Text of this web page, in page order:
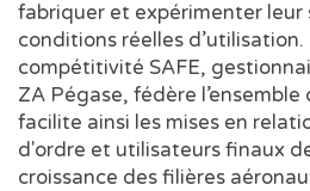
fabriquer et expérimenter leur
conditions réelles d’utilisation.
compétitivité SAFE,
ZA Pégase, fédère
facilite ainsi les mises en
d'ordre et utilisateurs finaux
croissance des filières